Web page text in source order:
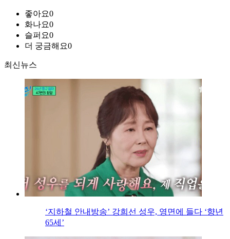
좋아요0
화나요0
슬퍼요0
더 궁금해요0
최신뉴스
‘지하철 안내방송’ 강희선 성우, 영면에 들다 ‘향년
65세’